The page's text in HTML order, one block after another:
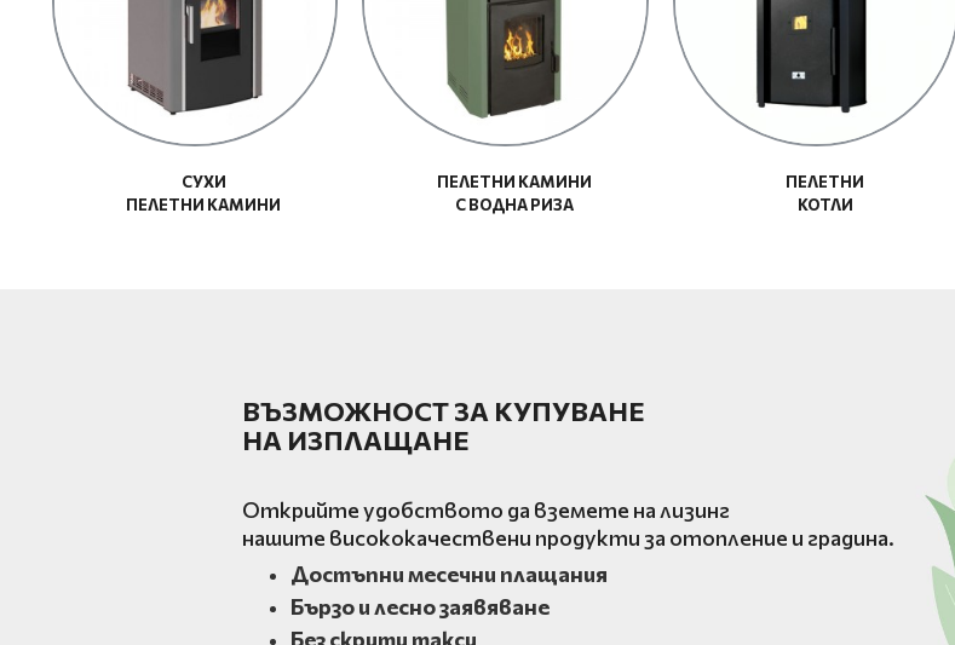
СУХИ
ПЕЛЕТНИ КАМИНИ
ПЕЛЕТНИ КАМИНИ
С ВОДНА РИЗА
ПЕЛЕТНИ
КОТЛИ
ВЪЗМОЖНОСТ ЗА КУПУВАНЕ
НА ИЗПЛАЩАНЕ
Открийте удобството да вземете на лизинг
нашите висококачествени продукти за отопление и градина.
Достъпни месечни плащания
Бързо и лесно заявяване
Без скрити такси